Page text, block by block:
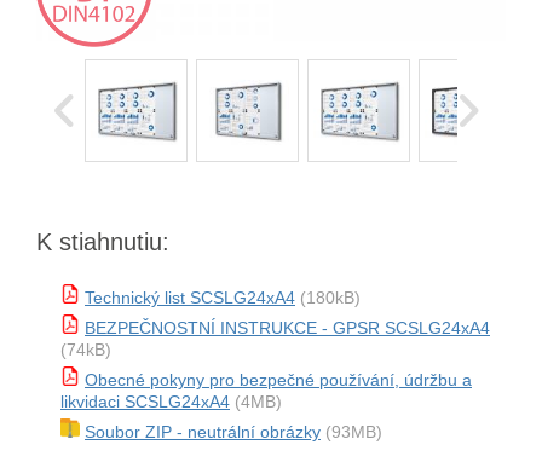
K stiahnutiu:
Technický list SCSLG24xA4 (180kB)
BEZPEČNOSTNÍ INSTRUKCE - GPSR SCSLG24xA4
(74kB)
Obecné pokyny pro bezpečné používání, údržbu a
likvidaci SCSLG24xA4 (4MB)
Soubor ZIP - neutrální obrázky (93MB)